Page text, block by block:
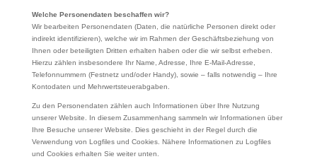
Welche Personendaten beschaffen wir?
Wir bearbeiten Personendaten (Daten, die natürliche Personen direkt oder
indirekt identifizieren), welche wir im Rahmen der Geschäftsbeziehung von
Ihnen oder beteiligten Dritten erhalten haben oder die wir selbst erheben.
Hierzu zählen insbesondere Ihr Name, Adresse, Ihre E-Mail-Adresse,
Telefonnummern (Festnetz und/oder Handy), sowie – falls notwendig – Ihre
Kontodaten und Mehrwertsteuerabgaben.
Zu den Personendaten zählen auch Informationen über Ihre Nutzung
unserer Website. In diesem Zusammenhang sammeln wir Informationen über
Ihre Besuche unserer Website. Dies geschieht in der Regel durch die
Verwendung von Logfiles und Cookies. Nähere Informationen zu Logfiles
und Cookies erhalten Sie weiter unten.